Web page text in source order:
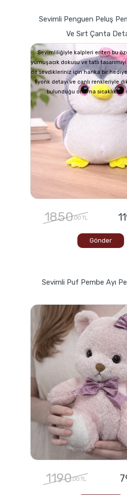
Sevimli Penguen Peluş
Ve Sırt Çanta
Sevimliliğiyle kalpleri eriten bu
yumuşacık dokusu ve tatlı
de sevdikleriniz için harika bir
fiyonk detayı ve canlı renkleriyle
bulunduğu ortama sıcaklık ve
1850,00 TL
Gönder
Sevimli Puf Pembe Ayı
1190,00 TL